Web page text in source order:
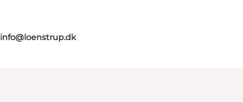
info@loenstrup.dk